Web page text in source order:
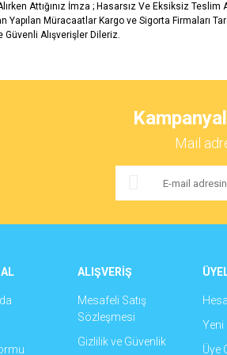
Attığınız İmza ; Hasarsız Ve Eksiksiz Teslim
Yapılan Müracaatlar Kargo ve Sigorta Firmaları
Güvenli Alışverişler Dileriz.
Ürün resmi kalitesiz, bozuk veya görüntülenemiyor.
Mail
ALIŞVERİŞ
Mesafeli Satış
Sözleşmesi
Gizlilik ve Güvenlik
Yeni
Üye